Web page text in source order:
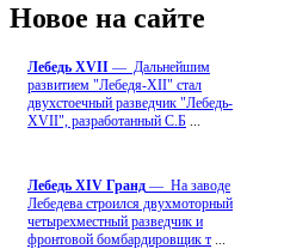
Новое на сайте
Лебедь ХVII — Дальнейшим
развитием "Лебедя-ХII" стал
двухстоечный разведчик "Лебедь-
XVII", разработанный С.Б
Лебедь ХIV Гранд — На заводе
Лебедева строился двухмоторный
четырехместный разведчик и
фронтовой бомбардировщик т